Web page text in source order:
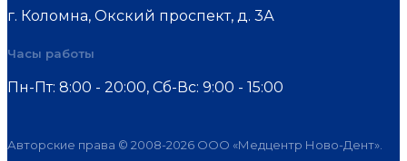
г. Коломна, Окский проспект, д. 3А
Часы работы
Пн-Пт: 8:00 - 20:00, Cб-Вс: 9:00 - 15:00
Авторские права © 2008-2026 ООО «Медцентр Ново-Дент».